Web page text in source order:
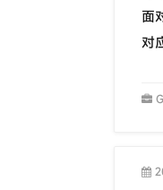
面
对